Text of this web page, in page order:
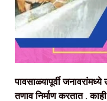
पावसाळ्यापूर्वी
तणाव निर्माण करतात .